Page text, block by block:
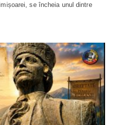
se încheia unul dintre